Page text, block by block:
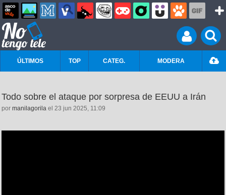
ÚLTIMOS TOP CATEG. MODERA
Todo sobre el ataque por sorpresa de EEUU a Irán
por manilagorila el 23 jun 2025, 11:09